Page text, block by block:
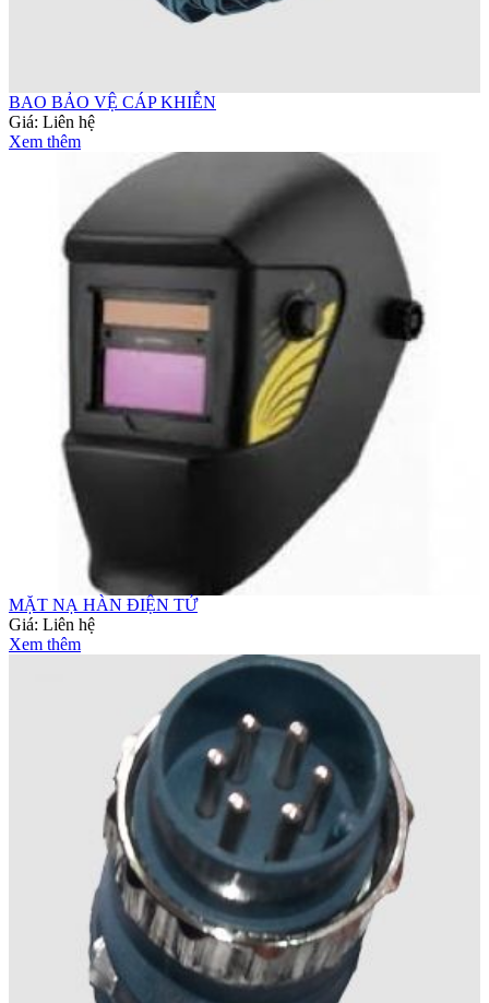
BAO BẢO VỆ CÁP KHIỄN
Giá: Liên hệ
Xem thêm
MẶT NẠ HÀN ĐIỆN TỬ
Giá: Liên hệ
Xem thêm